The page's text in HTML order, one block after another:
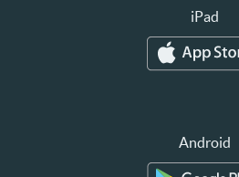
iPad
Android